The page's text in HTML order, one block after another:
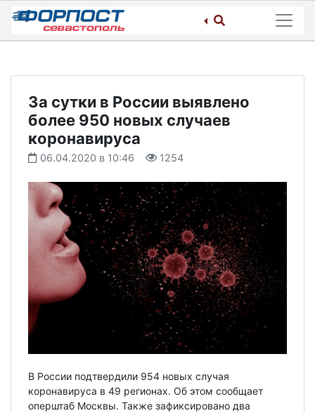
Skip
content
За сутки в России выявлено
более 950 новых случаев
коронавируса
06.04.2020 в 10:46 1254
В России подтвердили 954 новых случая
коронавируса в 49 регионах. Об этом сообщает
оперштаб Москвы. Также зафиксировано два